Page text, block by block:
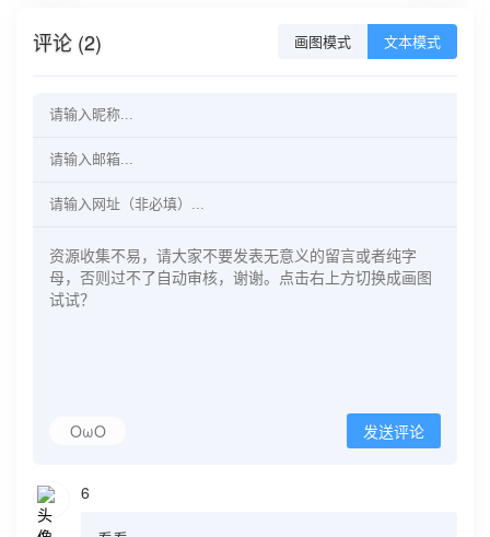
评论 (2) 画图模式 文本模式
OωO 发送评论
6